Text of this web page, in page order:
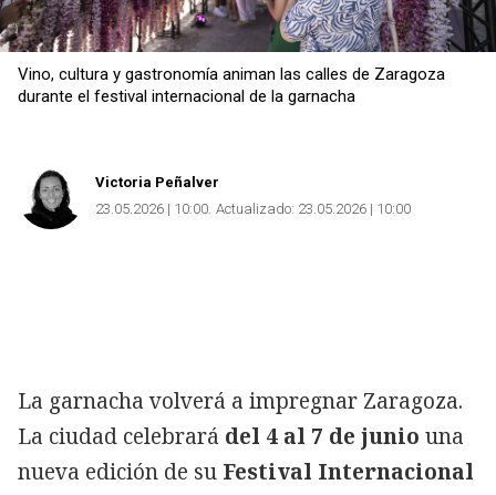
Copiar
Vino, cultura y gastronomía animan las calles de Zaragoza
durante el festival internacional de la garnacha
Victoria Peñalver
23.05.2026 | 10:00 Actualizado: 23.05.2026 | 10:00
La garnacha volverá a impregnar Zaragoza.
La ciudad celebrará del 4 al 7 de junio una
nueva edición de su Festival Internacional